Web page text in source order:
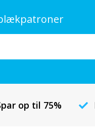
op til 75%